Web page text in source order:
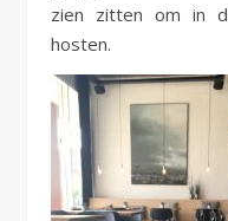
zien zitten om in
hosten.